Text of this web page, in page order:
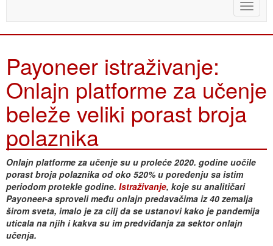
Toggle
Payoneer istraživanje:
Onlajn platforme za učenje
beleže veliki porast broja
polaznika
Onlajn platforme za učenje su u proleće 2020. godine uočile
porast broja polaznika od oko 520% u poređenju sa istim
periodom protekle godine. Istraživanje, koje su analitičari
Payoneer-a sproveli među onlajn predavačima iz 40 zemalja
širom sveta, imalo je za cilj da se ustanovi kako je pandemija
uticala na njih i kakva su im predviđanja za sektor onlajn
učenja.